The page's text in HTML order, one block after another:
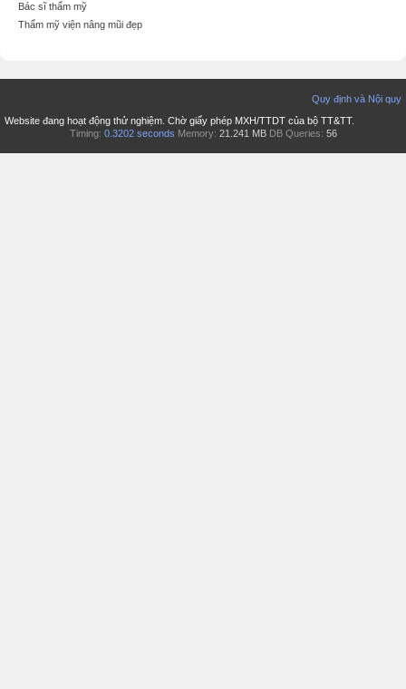
Bác sĩ thẩm mỹ
Thẩm mỹ viện nâng mũi đẹp
Quy định và Nội quy
Website đang hoạt động thử nghiệm. Chờ giấy phép MXH/TTDT của bộ TT&TT.
Timing: 0.3202 seconds Memory: 21.241 MB DB Queries: 56